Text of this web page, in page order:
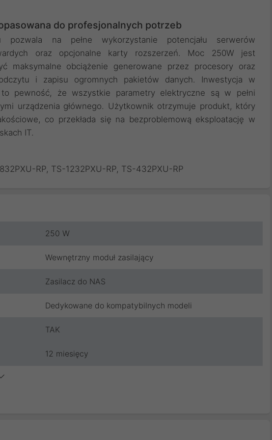
do profesjonalnych potrzeb
pozwala na pełne wykorzystanie potencjału serwerów
oraz opcjonalne karty rozszerzeń. Moc 250W jest
maksymalne obciążenie generowane przez procesory oraz
i zapisu ogromnych pakietów danych. Inwestycja w
pewność, że wszystkie parametry elektryczne są w pełni
urządzenia głównego. Użytkownik otrzymuje produkt, który
co przekłada się na bezproblemową eksploatację w
IT.
RP, TS-1232PXU-RP, TS-432PXU-RP
250 W
Wewnętrzny moduł zasilający
Zasilacz do NAS
Dedykowane do kompatybilnych modeli
TAK
12 miesięcy